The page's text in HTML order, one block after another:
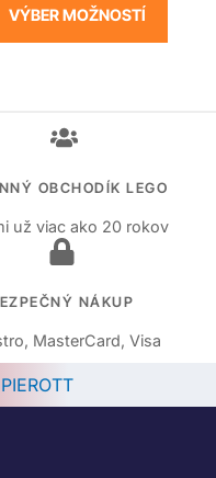
VÝBER MOŽNOSTÍ
OBCHODÍK LEGO
už viac ako 20 rokov
NÁKUP
MasterCard, Visa